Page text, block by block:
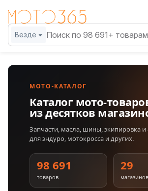
Везде
МОТО-КАТАЛОГ
Каталог мото-
из десятков
Запчасти, масла, шины, экипировка и
для эндуро, мотокросса и других.
98 691
товаров
29
магазинов